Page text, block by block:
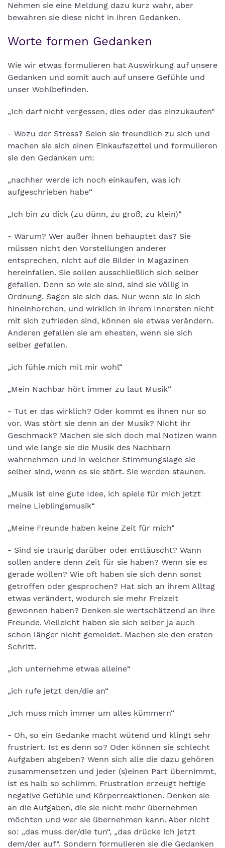
Nehmen sie eine Meldung dazu kurz wahr, aber
bewahren sie diese nicht in ihren Gedanken.
Worte formen Gedanken
Wie wir etwas formulieren hat Auswirkung auf unsere
Gedanken und somit auch auf unsere Gefühle und
unser Wohlbefinden.
„Ich darf nicht vergessen, dies oder das einzukaufen“
- Wozu der Stress? Seien sie freundlich zu sich und
machen sie sich einen Einkaufszettel und formulieren
sie den Gedanken um:
„nachher werde ich noch einkaufen, was ich
aufgeschrieben habe“
„Ich bin zu dick (zu dünn, zu groß, zu klein)“
- Warum? Wer außer ihnen behauptet das? Sie
müssen nicht den Vorstellungen anderer
entsprechen, nicht auf die Bilder in Magazinen
hereinfallen. Sie sollen ausschließlich sich selber
gefallen. Denn so wie sie sind, sind sie völlig in
Ordnung. Sagen sie sich das. Nur wenn sie in sich
hineinhorchen, und wirklich in ihrem Innersten nicht
mit sich zufrieden sind, können sie etwas verändern.
Anderen gefallen sie am ehesten, wenn sie sich
selber gefallen.
„ich fühle mich mit mir wohl“
„Mein Nachbar hört immer zu laut Musik“
- Tut er das wirklich? Oder kommt es ihnen nur so
vor. Was stört sie denn an der Musik? Nicht ihr
Geschmack? Machen sie sich doch mal Notizen wann
und wie lange sie die Musik des Nachbarn
wahrnehmen und in welcher Stimmungslage sie
selber sind, wenn es sie stört. Sie werden staunen.
„Musik ist eine gute Idee, ich spiele für mich jetzt
meine Lieblingsmusik“
„Meine Freunde haben keine Zeit für mich“
- Sind sie traurig darüber oder enttäuscht? Wann
sollen andere denn Zeit für sie haben? Wenn sie es
gerade wollen? Wie oft haben sie sich denn sonst
getroffen oder gesprochen? Hat sich an ihrem Alltag
etwas verändert, wodurch sie mehr Freizeit
gewonnen haben? Denken sie wertschätzend an ihre
Freunde. Vielleicht haben sie sich selber ja auch
schon länger nicht gemeldet. Machen sie den ersten
Schritt.
„ich unternehme etwas alleine“
„ich rufe jetzt den/die an“
„Ich muss mich immer um alles kümmern“
- Oh, so ein Gedanke macht wütend und klingt sehr
frustriert. Ist es denn so? Oder können sie schlecht
Aufgaben abgeben? Wenn sich alle die dazu gehören
zusammensetzen und jeder (s)einen Part übernimmt,
ist es halb so schlimm. Frustration erzeugt heftige
negative Gefühle und Körperreaktionen. Denken sie
an die Aufgaben, die sie nicht mehr übernehmen
möchten und wer sie übernehmen kann. Aber nicht
so: „das muss der/die tun“, „das drücke ich jetzt
dem/der auf“. Sondern formulieren sie die Gedanken